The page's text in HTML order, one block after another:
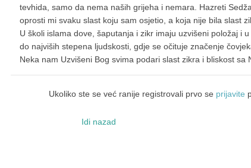
tevhida, samo da nema naših grijeha i nemara. Hazreti
oprosti mi svaku slast koju sam osjetio, a koja nije bila slast
U školi islama dove, šaputanja i zikr imaju uzvišeni položaj i
do najviših stepena ljudskosti, gdje se očituje značenje
Neka nam Uzvišeni Bog svima podari slast zikra i bliskost sa
Ukoliko ste se već ranije registrovali prvo se prijavite
Idi nazad